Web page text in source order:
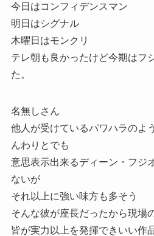
今日はコンフィデンスマン
明日はシグナル
木曜日はモンクリ
テレ朝も良かったけど今期はフ
た。
名無しさん
他人が受けているパワハラのよ
んわりとでも
意思表示出来るディーン・フジ
ないが
それ以上に強い味方も多そう
そんな彼が座長だったから現場
皆が実力以上を発揮できいい作